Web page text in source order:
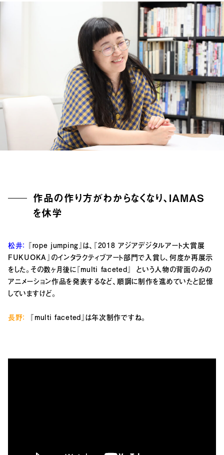
作品の作り方がわからなくなり、IAMAS
を休学
松井： 『rope jumping』は、『2018 アジアデジタルアート大賞展
FUKUOKA』のインタラクティブアート部門で入賞し、何度か再展示
をした。その数ヶ月後に『multi faceted』
という人物の背面のみの
アニメーション作品を発表するなど、順調に制作を進めていたと記憶
していますけど。
長野： 『multi faceted』は年次制作ですね。